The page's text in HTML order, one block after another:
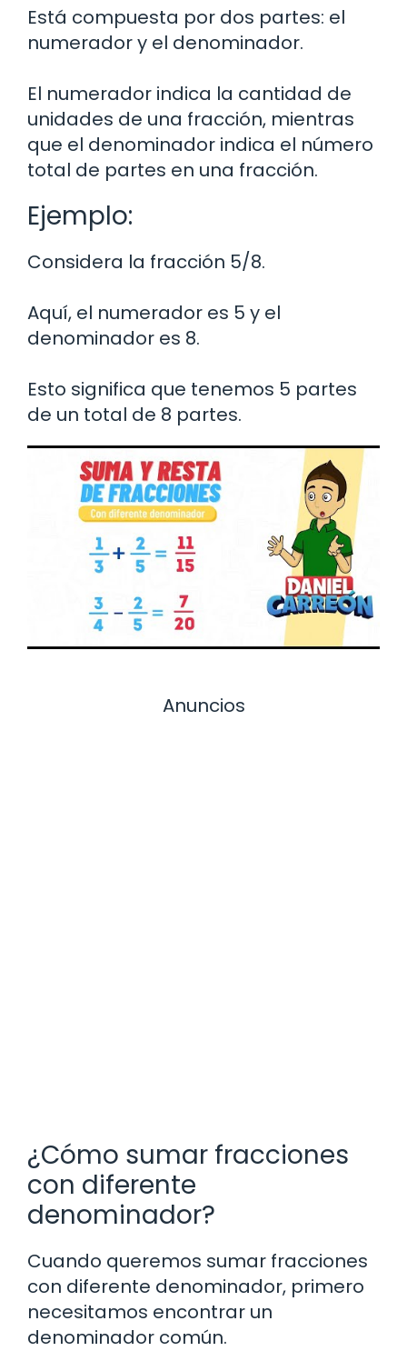
Está compuesta por dos partes: el
numerador y el denominador.
El numerador indica la cantidad de
unidades de una fracción, mientras
que el denominador indica el número
total de partes en una fracción.
Ejemplo:
Considera la fracción 5/8.
Aquí, el numerador es 5 y el
denominador es 8.
Esto significa que tenemos 5 partes
de un total de 8 partes.
Anuncios
¿Cómo sumar fracciones
con diferente
denominador?
Cuando queremos sumar fracciones
con diferente denominador, primero
necesitamos encontrar un
denominador común.